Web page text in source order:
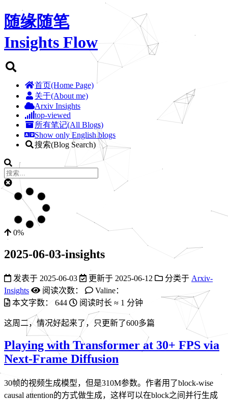
随缘随笔
Insights Flow
首页(Home Page)
关于(About me)
Arxiv Insights
top-viewed
所有笔记(All Blogs)
Show only English blogs
搜索(Blog Search)
0%
2025-06-03-insights
发表于 2025-06-03 更新于 2025-06-12 分类于 Arxiv-
Insights
阅读次数：
Valine：
本文字数：
644 阅读时长 ≈ 1 分钟
这周二，情况好起来了，只更新了600多篇
Playing with Transformer at 30+ FPS via
Next-Frame Diffusion
30帧的视频生成模型，但是310M参数。作者用了block-wise
causal attention的方式做生成，这样可以在block之间并行生成